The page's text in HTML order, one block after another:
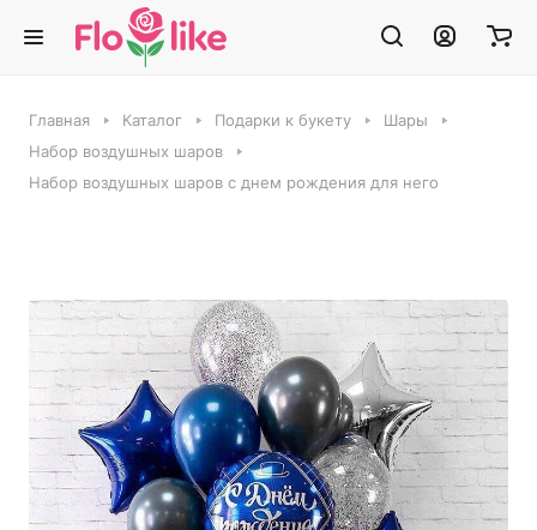
Главная Каталог Подарки к букету
Шары
Набор воздушных шаров
Набор воздушных шаров с днем рождения для него